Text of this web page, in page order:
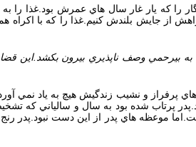
را كه يار غار سال هاي عمرش بود.غذا را
از جايش بلندش كنيم.غذا را كه با اكراه
به بيرحمي وصف ناپذيري بيرون بكشد.اين
پرفراز و نشيب زندگيش هيچ به ياد نمي
پرتاب شده بود به سال و سالياني كه
موعظه هاي پدر از اين دست نبود.پدر رنج